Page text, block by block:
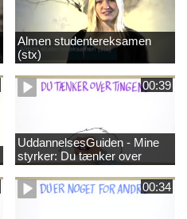
Almen studentereksamen
(stx)
00:39
UddannelsesGuiden - Mine
styrker: Du tænker over
tingene
00:34